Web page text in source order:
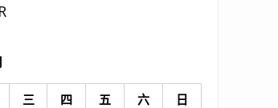
三 四 五 六
日